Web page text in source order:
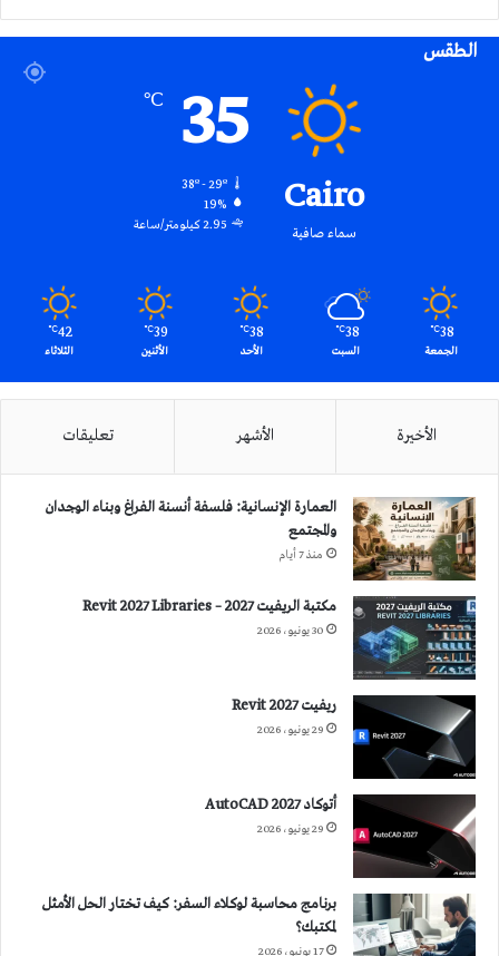
الموقع
الطقس
Cairo
سماء صافية
35
℃
38º - 29º
19%
2.95 كيلومتر/ساعة
38
℃
الجمعة
38
℃
السبت
38
℃
الأحد
39
℃
الأثنين
42
℃
الثلاثاء
الأخيرة الأشهر تعليقات
العمارة الإنسانية: فلسفة أنسنة الفراغ وبناء الوجدان
والمجتمع
منذ 7 أيام
مكتبة الريفيت 2027 – Revit 2027 Libraries
30 يونيو، 2026
ريفيت 2027 Revit
29 يونيو، 2026
أتوكاد 2027 AutoCAD
29 يونيو، 2026
برنامج محاسبة لوكلاء السفر: كيف تختار الحل الأمثل
لمكتبك؟
17 يونيو، 2026